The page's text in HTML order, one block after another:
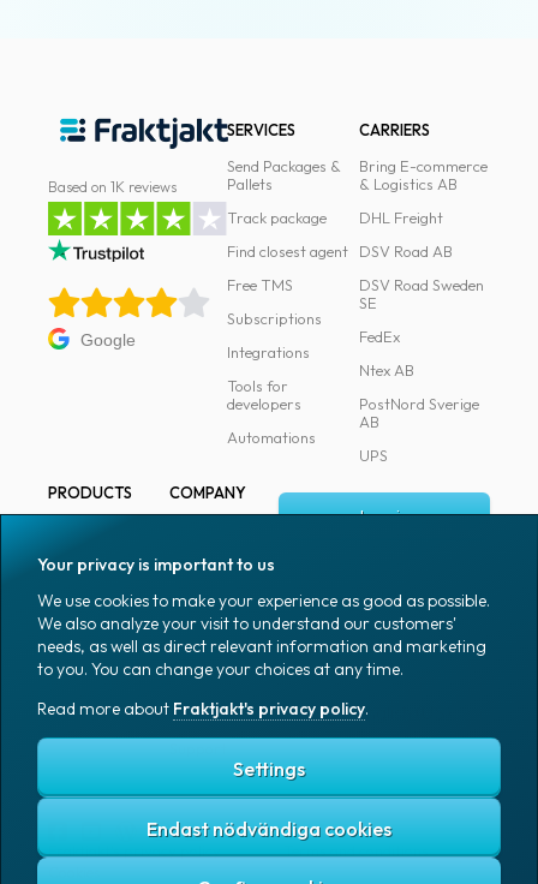
Based on 1K reviews
Google
SERVICES
Send Packages &
Pallets
Track package
Find closest agent
Free TMS
Subscriptions
Integrations
Tools for
developers
Automations
CARRIERS
Bring E-commerce
& Logistics AB
DHL Freight
DSV Road AB
DSV Road Sweden
SE
FedEx
Ntex AB
PostNord Sverige
AB
UPS
PRODUCTS
Marking
Packaging
Packaging
accessories
Office goods
COMPANY
Media
Coworkers
Job & career
News archive
Blog
Log in
Sign up
English (US)
Fraktjakt's privacy policy
Terms and conditions
Your privacy is important to us
We use cookies to make your experience as good as possible.
We also analyze your visit to understand our customers'
needs, as well as direct relevant information and marketing
to you. You can change your choices at any time.
Read more about Fraktjakt's privacy policy.
Settings
Endast nödvändiga cookies